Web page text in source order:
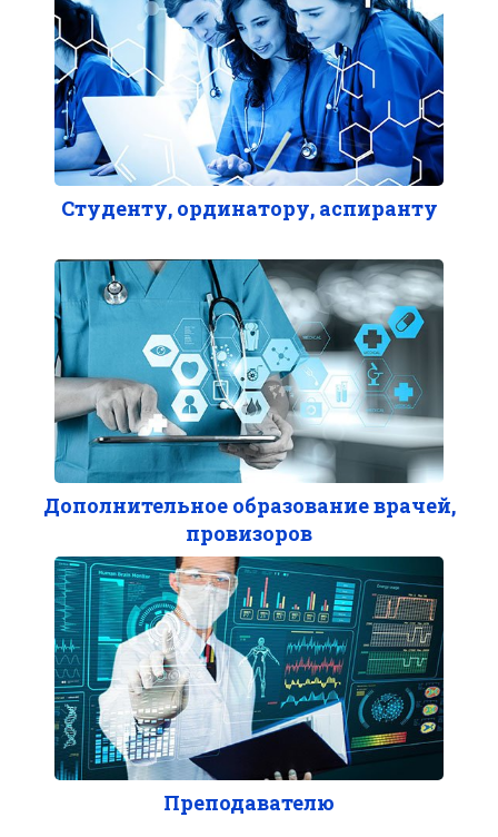
Студенту, ординатору, аспиранту
Дополнительное образование врачей,
провизоров
Преподавателю